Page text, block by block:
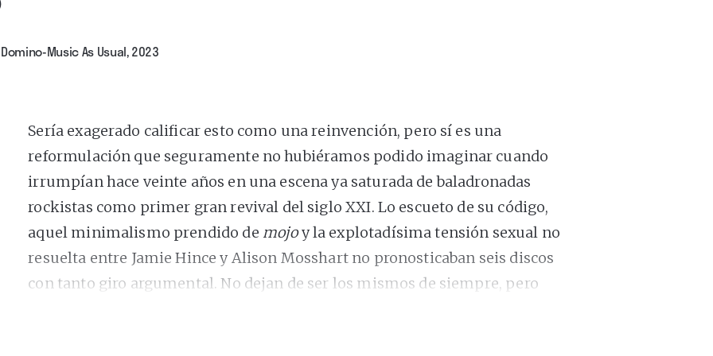
Domino-Music As Usual, 2023
Sería exagerado calificar esto como una reinvención, pero sí es una
reformulación que seguramente no hubiéramos podido imaginar cuando
irrumpían hace veinte años en una escena ya saturada de baladronadas
rockistas como primer gran revival del siglo XXI. Lo escueto de su código,
aquel minimalismo prendido de mojoy la explotadísima tensión sexual no
resuelta entre Jamie Hince y Alison Mosshart no pronosticaban seis discos
con tanto giro argumental. No dejan de ser los mismos de siempre, pero